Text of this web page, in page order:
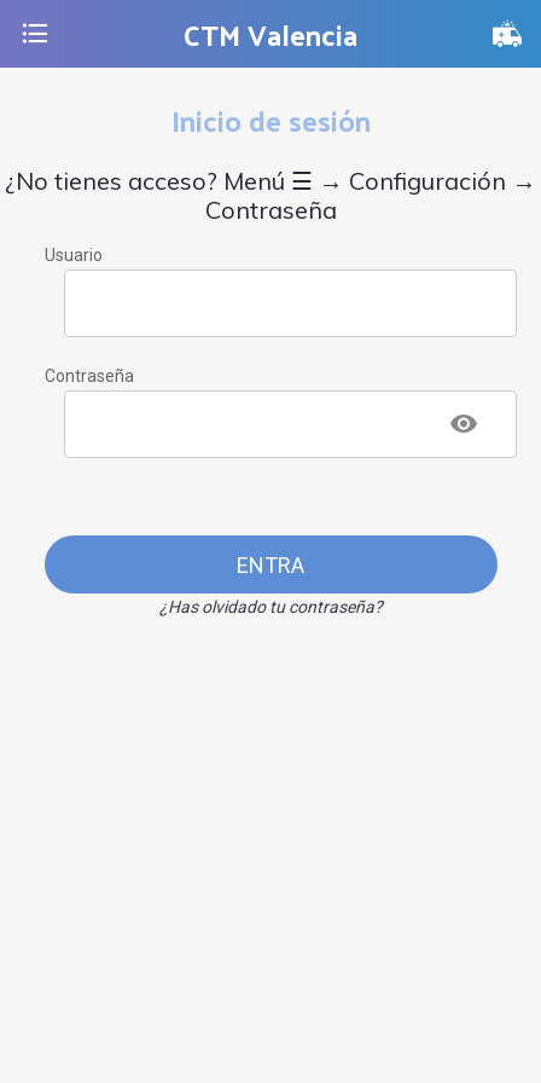
CTM Valencia
Inicio de sesión
¿No tienes acceso? Menú ☰ → Configuración →
Contraseña
Usuario
Contraseña
ENTRA
¿Has olvidado tu contraseña?